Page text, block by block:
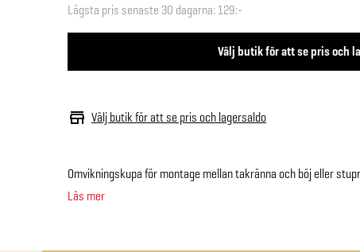
Lägsta pris senaste 30 dagarna: 129:-
Välj butik för att se pris och
Välj butik för att se pris och lagersaldo
Omvikningskupa för montage mellan takränna och böj eller
Läs mer